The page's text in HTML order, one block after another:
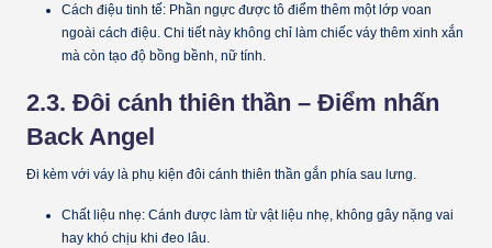
Cách điệu tinh tế: Phần ngực được tô điểm thêm một lớp voan
ngoài cách điệu. Chi tiết này không chỉ làm chiếc váy thêm xinh xắn
mà còn tạo độ bồng bềnh, nữ tính.
2.3. Đôi cánh thiên thần – Điểm nhấn
Back Angel
Đi kèm với váy là phụ kiện đôi cánh thiên thần gắn phía sau lưng.
Chất liệu nhẹ: Cánh được làm từ vật liệu nhẹ, không gây nặng vai
hay khó chịu khi đeo lâu.